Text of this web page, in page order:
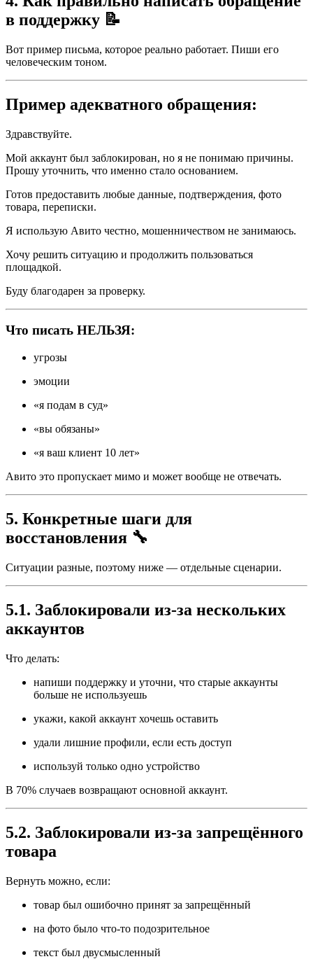
в поддержку 📝
Вот пример письма, которое реально работает. Пиши его
человеческим тоном.
Пример адекватного обращения:
Здравствуйте.
Мой аккаунт был заблокирован, но я не понимаю причины.
Прошу уточнить, что именно стало основанием.
Готов предоставить любые данные, подтверждения, фото
товара, переписки.
Я использую Авито честно, мошенничеством не занимаюсь.
Хочу решить ситуацию и продолжить пользоваться
площадкой.
Буду благодарен за проверку.
Что писать НЕЛЬЗЯ:
угрозы
эмоции
«я подам в суд»
«вы обязаны»
«я ваш клиент 10 лет»
Авито это пропускает мимо и может вообще не отвечать.
5. Конкретные шаги для
восстановления 🔧
Ситуации разные, поэтому ниже — отдельные сценарии.
5.1. Заблокировали из-за нескольких
аккаунтов
Что делать:
напиши поддержку и уточни, что старые аккаунты
больше не используешь
укажи, какой аккаунт хочешь оставить
удали лишние профили, если есть доступ
используй только одно устройство
В 70% случаев возвращают основной аккаунт.
5.2. Заблокировали из-за запрещённого
товара
Вернуть можно, если:
товар был ошибочно принят за запрещённый
на фото было что-то подозрительное
текст был двусмысленный